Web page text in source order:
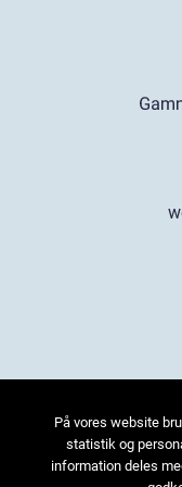
På vores website
statistik og
information deles